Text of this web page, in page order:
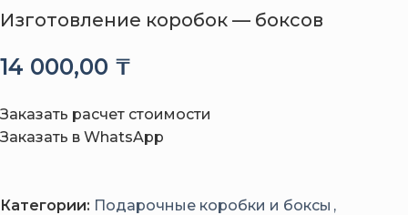
Изготовление коробок — боксов
14 000,00 ₸
Заказать расчет стоимости
Заказать в WhatsApp
Категории: Подарочные коробки и боксы ,